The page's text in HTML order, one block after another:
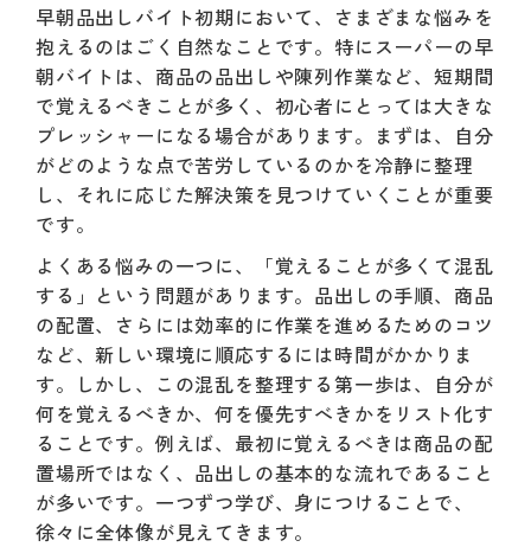
早朝品出しバイト初期において、さまざまな悩みを
抱えるのはごく自然なことです。特にスーパーの早
朝バイトは、商品の品出しや陳列作業など、短期間
で覚えるべきことが多く、初心者にとっては大きな
プレッシャーになる場合があります。まずは、自分
がどのような点で苦労しているのかを冷静に整理
し、それに応じた解決策を見つけていくことが重要
です。
よくある悩みの一つに、「覚えることが多くて混乱
する」という問題があります。品出しの手順、商品
の配置、さらには効率的に作業を進めるためのコツ
など、新しい環境に順応するには時間がかかりま
す。しかし、この混乱を整理する第一歩は、自分が
何を覚えるべきか、何を優先すべきかをリスト化す
ることです。例えば、最初に覚えるべきは商品の配
置場所ではなく、品出しの基本的な流れであること
が多いです。一つずつ学び、身につけることで、
徐々に全体像が見えてきます。